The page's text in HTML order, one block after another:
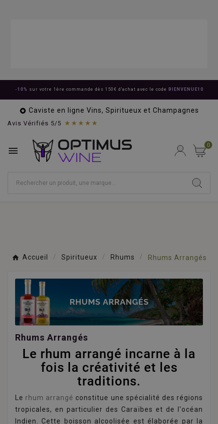
-10% sur votre 1ère commande dès 150€ d'achat avec le code BIENVENUE10
 Caviste en ligne Vins, Spiritueux et Champagnes
Avis Vérifiés 5/5 ★★★★★
 0
Accueil Spiritueux Rhums Rhums Arrangés
Rhums Arrangés
Le rhum arrangé incarne à la
fois la créativité et les
traditions.
Le rhum arrangé constitue une spécialité des régions
tropicales, en particulier des Caraïbes et de l'océan
Indien. Cette boisson alcoolisée est élaborée par la